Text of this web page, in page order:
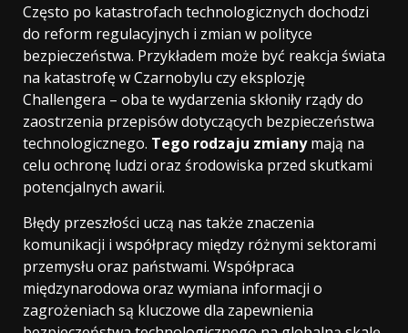
Często po katastrofach technologicznych dochodzi
do reform regulacyjnych i zmian w polityce
bezpieczeństwa. Przykładem może być reakcja świata
na katastrofę w Czarnobylu czy eksplozję
Challengera – oba te wydarzenia skłoniły rządy do
zaostrzenia przepisów dotyczących bezpieczeństwa
technologicznego. Tego rodzaju zmianymają na
celu ochronę ludzi oraz środowiska przed skutkami
potencjalnych awarii.
Błędy przeszłości uczą nas także znaczenia
komunikacji i współpracy między różnymi sektorami
przemysłu oraz państwami. Współpraca
międzynarodowa oraz wymiana informacji o
zagrożeniach są kluczowe dla zapewnienia